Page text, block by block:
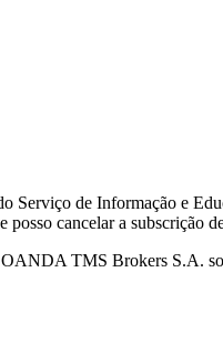
Serviço de Informação e
cancelar a subscrição
TMS Brokers S.A.